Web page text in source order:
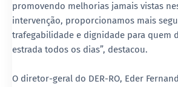
promovendo melhorias jamais vistas
intervenção, proporcionamos mais
trafegabilidade e dignidade para quem
estrada todos os dias”, destacou.
O diretor-geral do DER-RO, Eder